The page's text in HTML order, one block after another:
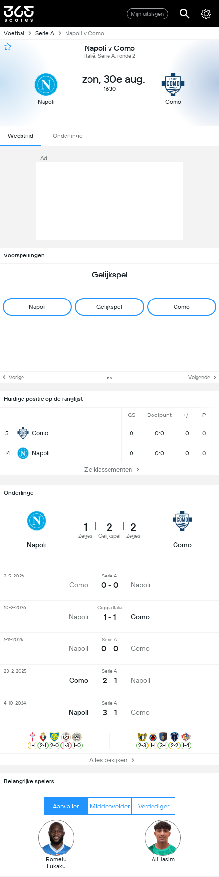
Mijn uitslagen
Voetbal Serie A Napoli v Como
Napoli v Como
Italië, Serie A, ronde 2
Napoli
zon, 30e aug.
16:30
Como
Wedstrijd Onderlinge
Ad
Voorspellingen
Gelijkspel
Napoli Gelijkspel Como
Vorige Volgende
Huidige positie op de ranglijst
GS Doelpunt +/- P
5 Como 0 0:0 0 0
14 Napoli 0 0:0 0 0
Zie klassementen
Belangrijke spelers
Aanvaller Middenvelder Verdediger
Romelu
Lukaku
Ali Jasim
Onderlinge
Napoli
1
Zeges
2
Gelijkspel
2
Zeges
Como
Como
Serie A
0 - 0 Napoli
2-5-2026
Napoli
Coppa Italia
1 - 1 Como
10-2-2026
Napoli
Serie A
0 - 0 Como
1-11-2025
Como
Serie A
2 - 1 Napoli
23-2-2025
Napoli
Serie A
3 - 1 Como
4-10-2024
1-1 2-1 2-0 1-3 1-0 2-3 1-1 3-1 2-2 1-4
Alles bekijken